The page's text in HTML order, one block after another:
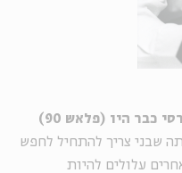
כבר היו (פלאש 90)
שבני צריך להתחיל לחפש
עלולים להיות